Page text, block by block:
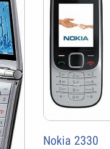
Nokia 2330